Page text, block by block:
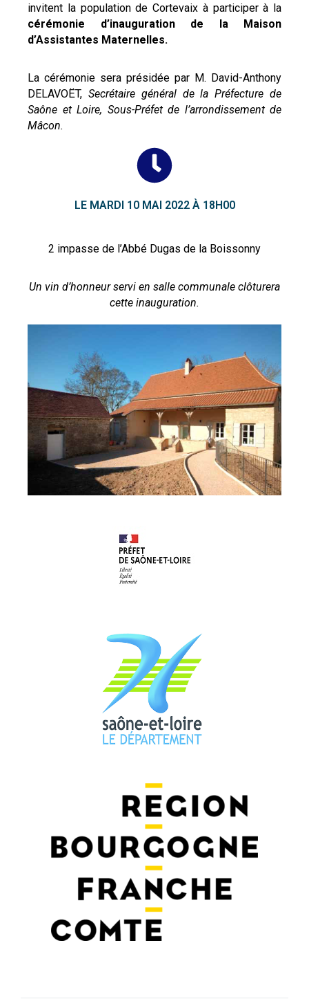
invitent la population de Cortevaix à participer à la
cérémonie d’inauguration de la Maison
d’Assistantes Maternelles.
La cérémonie sera présidée par M. David-Anthony
DELAVOËT, Secrétaire général de la Préfecture de
Saône et Loire, Sous-Préfet de l’arrondissement de
Mâcon.
LE MARDI 10 MAI 2022 À 18H00
2 impasse de l’Abbé Dugas de la Boissonny
Un vin d’honneur servi en salle communale clôturera
cette inauguration.